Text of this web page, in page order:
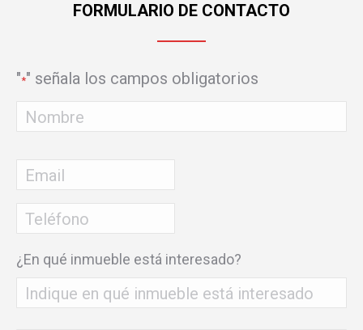
FORMULARIO DE CONTACTO
"*" señala los campos obligatorios
Nombre
Email
Teléfono
¿En qué inmueble está interesado?